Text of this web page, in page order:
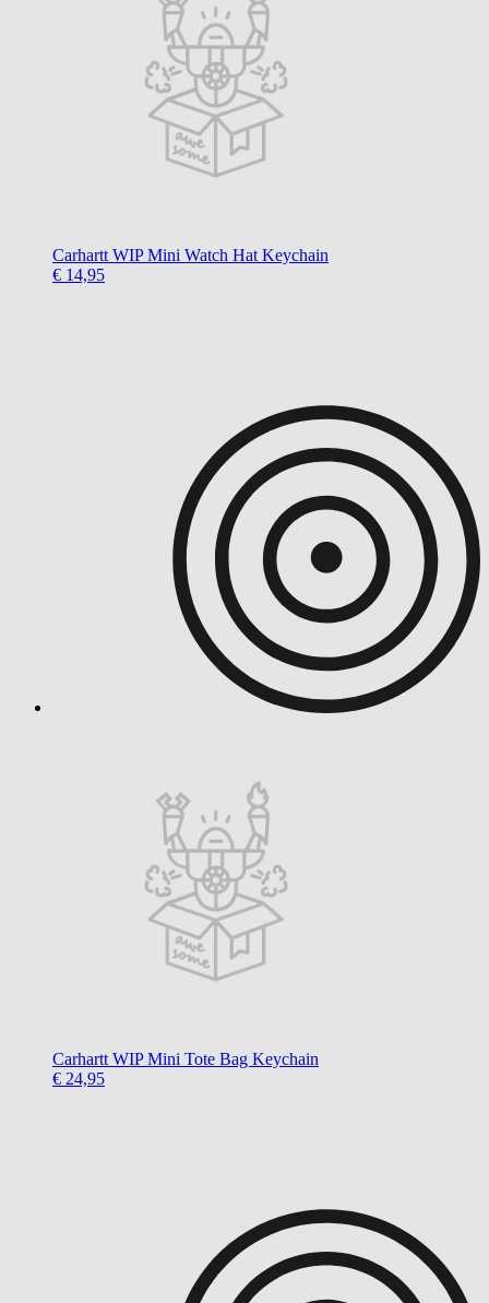
Carhartt WIP Mini Watch Hat Keychain
€ 14,95
Carhartt WIP Mini Tote Bag Keychain
€ 24,95